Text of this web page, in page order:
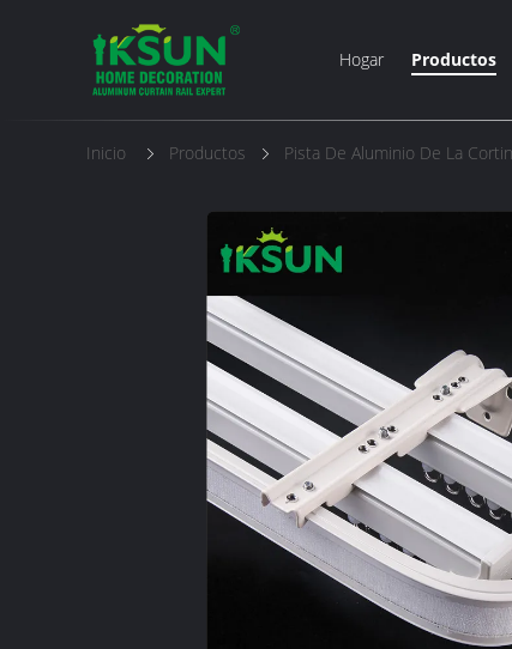
Hogar Productos
Inicio Productos Pista De Aluminio De La